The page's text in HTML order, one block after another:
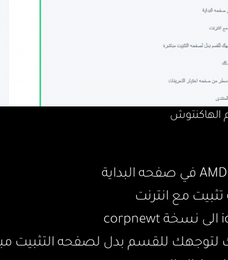
الهاكنتوش
مع انترنت
لتوجهك للقسم بدل لصفحه التثبيت